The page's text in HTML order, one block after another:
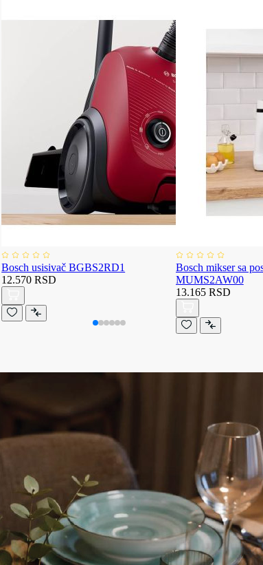
Bosch usisivač BGBS2RD1
12.570 RSD
Bosch mikser sa
MUMS2AW00
13.165 RSD